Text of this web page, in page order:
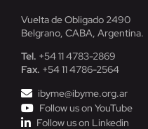
Vuelta de Obligado 2490
Belgrano, CABA, Argentina.
Tel. +54 11 4783-2869
Fax. +54 11 4786-2564
ibyme@ibyme.org.ar
Follow us on YouTube
Follow us on Linkedin